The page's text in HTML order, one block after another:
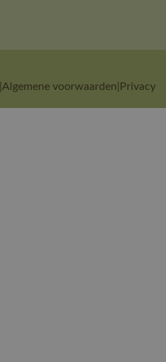
Algemene voorwaarden Privacy